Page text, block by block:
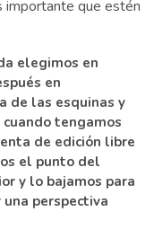
que estén
elegimos en
en
de las esquinas y
tengamos
de edición libre
el punto del
y lo bajamos para
perspectiva